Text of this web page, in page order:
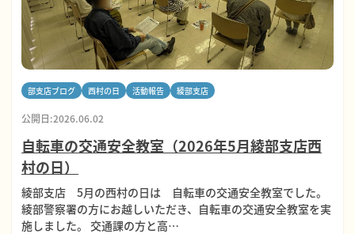
部支店ブログ 西村の日 活動報告 綾部支店
公開日:2026.06.02
自転車の交通安全教室（2026年5月綾部支店西
村の日）
綾部支店 5月の西村の日は 自転車の交通安全教室でした。
綾部警察署の方にお越しいただき、自転車の交通安全教室を実
施しました。 交通課の方と高…